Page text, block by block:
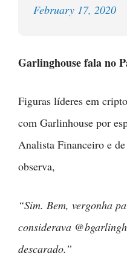
February 17, 2020
Garlinghouse fala no
Figuras líderes em
com Garlinhouse por
Analista Financeiro e
observa,
“Sim. Bem, vergonha
considerava
descarado.”